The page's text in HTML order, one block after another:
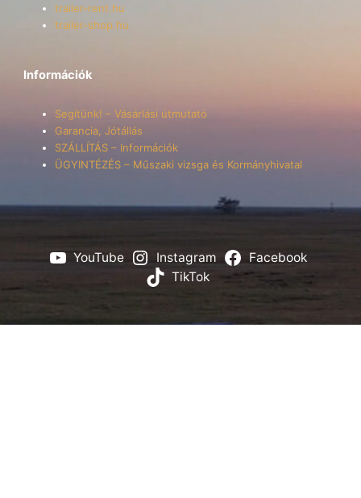
trailer-rent.hu
trailer-shop.hu
Információk
Segítünk! – Vásárlási útmutató
Garancia, Jótállás
SZÁLLÍTÁS – Információk
ÜGYINTÉZÉS – Műszaki vizsga és Kormányhivatal
YouTube Instagram
Facebook
TikTok